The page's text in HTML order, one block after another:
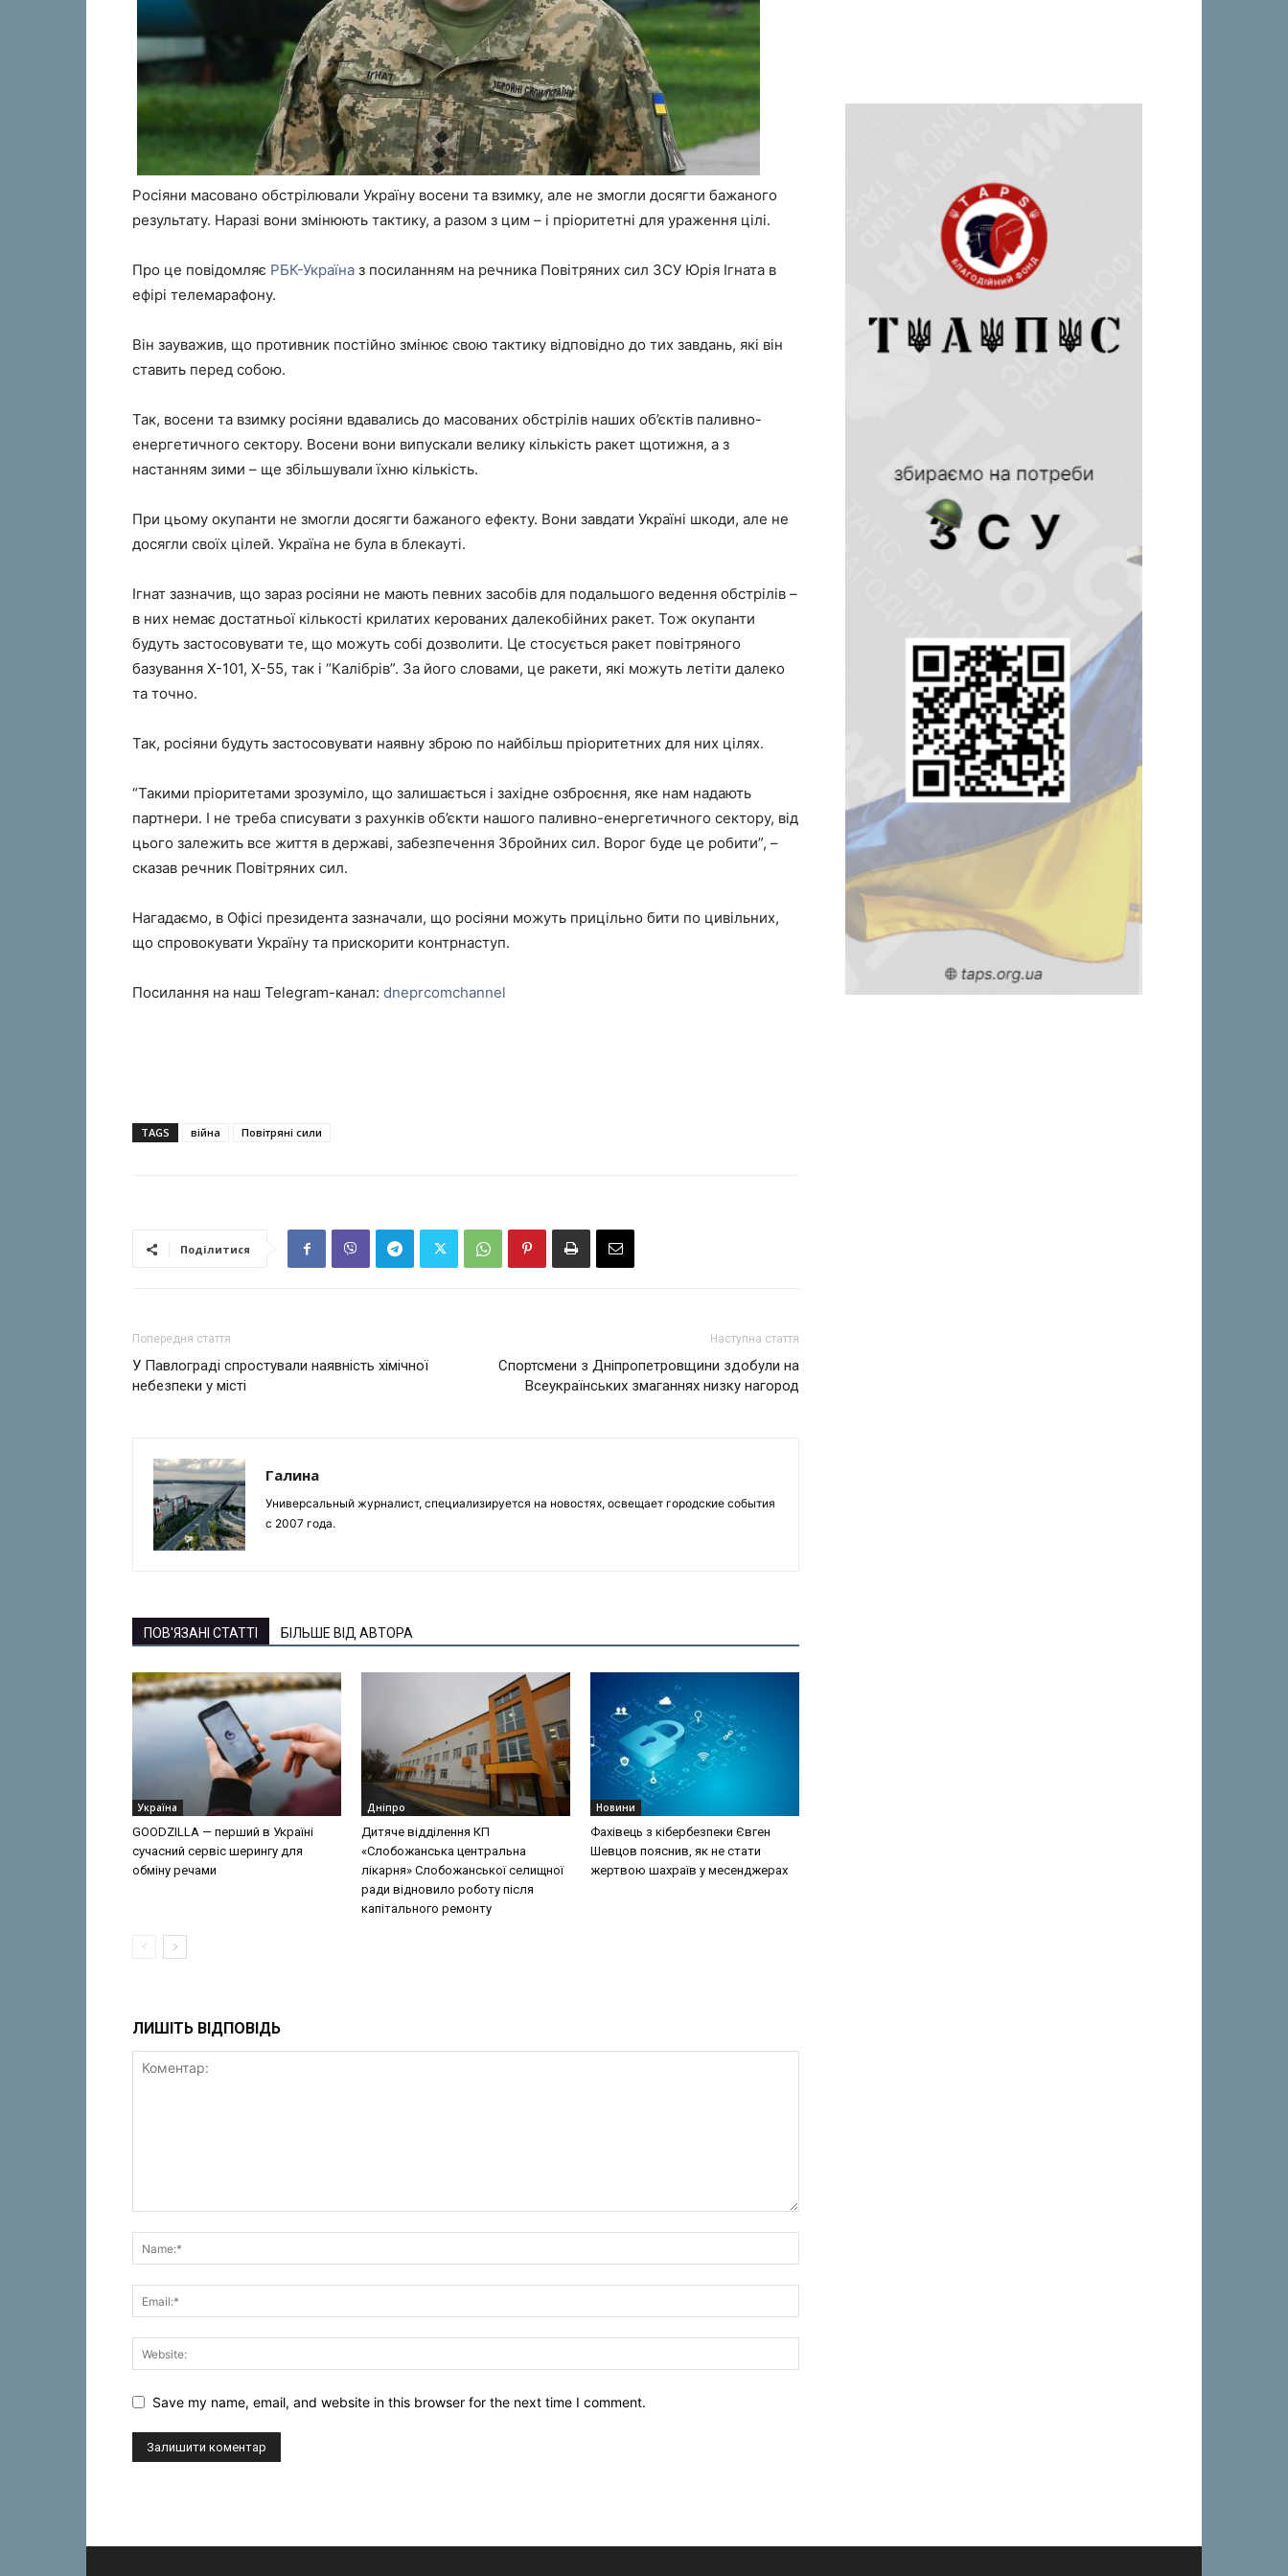
Росіяни масовано обстрілювали Україну восени та взимку, але не змогли досягти бажаного
результату. Наразі вони змінюють тактику, а разом з цим – і пріоритетні для ураження цілі.
Про це повідомляє РБК-Україна з посиланням на речника Повітряних сил ЗСУ Юрія Ігната в
ефірі телемарафону.
Він зауважив, що противник постійно змінює свою тактику відповідно до тих завдань, які він
ставить перед собою.
Так, восени та взимку росіяни вдавались до масованих обстрілів наших об’єктів паливно-
енергетичного сектору. Восени вони випускали велику кількість ракет щотижня, а з
настанням зими – ще збільшували їхню кількість.
При цьому окупанти не змогли досягти бажаного ефекту. Вони завдати Україні шкоди, але не
досягли своїх цілей. Україна не була в блекауті.
Ігнат зазначив, що зараз росіяни не мають певних засобів для подальшого ведення обстрілів –
в них немає достатньої кількості крилатих керованих далекобійних ракет. Тож окупанти
будуть застосовувати те, що можуть собі дозволити. Це стосується ракет повітряного
базування Х-101, Х-55, так і “Калібрів”. За його словами, це ракети, які можуть летіти далеко
та точно.
Так, росіяни будуть застосовувати наявну зброю по найбільш пріоритетних для них цілях.
“Такими пріоритетами зрозуміло, що залишається і західне озброєння, яке нам надають
партнери. І не треба списувати з рахунків об’єкти нашого паливно-енергетичного сектору, від
цього залежить все життя в державі, забезпечення Збройних сил. Ворог буде це робити”, –
сказав речник Повітряних сил.
Нагадаємо, в Офісі президента зазначали, що росіяни можуть прицільно бити по цивільних,
що спровокувати Україну та прискорити контрнаступ.
Посилання на наш Telegram-канал: dneprcomchannel
TAGS війна Повітряні сили
Поділитися
Попередня стаття
У Павлограді спростували наявність хімічної
небезпеки у місті
Наступна стаття
Спортсмени з Дніпропетровщини здобули на
Всеукраїнських змаганнях низку нагород
Галина
Универсальный журналист, специализируется на новостях, освещает городские события
с 2007 года.
ПОВ'ЯЗАНІ СТАТТІ БІЛЬШЕ ВІД АВТОРА
Україна
GOODZILLA — перший в Україні
сучасний сервіс шерингу для
обміну речами
Дніпро
Дитяче відділення КП
«Слобожанська центральна
лікарня» Слобожанської селищної
ради відновило роботу після
капітального ремонту
Новини
Фахівець з кібербезпеки Євген
Шевцов пояснив, як не стати
жертвою шахраїв у месенджерах
ЛИШІТЬ ВІДПОВІДЬ
Save my name, email, and website in this browser for the next time I comment.